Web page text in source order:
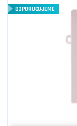
DOPORUČUJEME